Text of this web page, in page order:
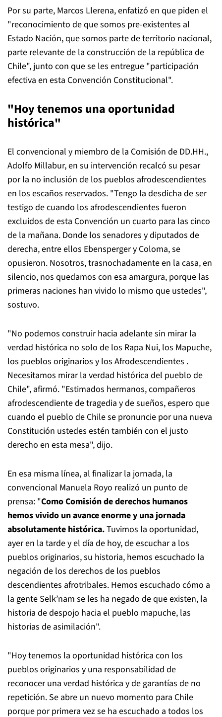
Por su parte, Marcos Llerena, enfatizó en que piden el
"reconocimiento de que somos pre-existentes al
Estado Nación, que somos parte de territorio nacional,
parte relevante de la construcción de la república de
Chile", junto con que se les entregue "participación
efectiva en esta Convención Constitucional".
"Hoy tenemos una oportunidad
histórica"
El convencional y miembro de la Comisión de DD.HH.,
Adolfo Millabur, en su intervención recalcó su pesar
por la no inclusión de los pueblos afrodescendientes
en los escaños reservados. "Tengo la desdicha de ser
testigo de cuando los afrodescendientes fueron
excluidos de esta Convención un cuarto para las cinco
de la mañana. Donde los senadores y diputados de
derecha, entre ellos Ebensperger y Coloma, se
opusieron. Nosotros, trasnochadamente en la casa, en
silencio, nos quedamos con esa amargura, porque las
primeras naciones han vivido lo mismo que ustedes",
sostuvo.
"No podemos construir hacia adelante sin mirar la
verdad histórica no solo de los Rapa Nui, los Mapuche,
los pueblos originarios y los Afrodescendientes .
Necesitamos mirar la verdad histórica del pueblo de
Chile", afirmó. "Estimados hermanos, compañeros
afrodescendiente de tragedia y de sueños, espero que
cuando el pueblo de Chile se pronuncie por una nueva
Constitución ustedes estén también con el justo
derecho en esta mesa", dijo.
En esa misma línea, al finalizar la jornada, la
convencional Manuela Royo realizó un punto de
prensa: "Como Comisión de derechos humanos
hemos vivido un avance enorme y una jornada
absolutamente histórica.Tuvimos la oportunidad,
ayer en la tarde y el día de hoy, de escuchar a los
pueblos originarios, su historia, hemos escuchado la
negación de los derechos de los pueblos
descendientes afrotribales. Hemos escuchado cómo a
la gente Selk’nam se les ha negado de que existen, la
historia de despojo hacia el pueblo mapuche, las
historias de asimilación".
"Hoy tenemos la oportunidad histórica con los
pueblos originarios y una responsabilidad de
reconocer una verdad histórica y de garantías de no
repetición. Se abre un nuevo momento para Chile
porque por primera vez se ha escuchado a todos los